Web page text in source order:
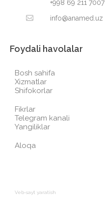
+998 69 211 7007
info@anamed.uz
Foydali havolalar
Bosh sahifa
Xizmatlar
Shifokorlar
Fikrlar
Telegram kanali
Yangiliklar
Aloqa
Veb-sayt yaratish